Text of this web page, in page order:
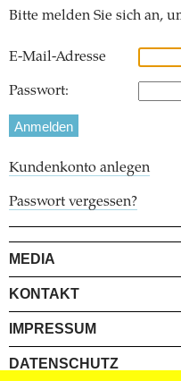
Bitte melden Sie sich an,
E-Mail-Adresse
Passwort:
Kundenkonto anlegen
Passwort vergessen?
MEDIA
KONTAKT
IMPRESSUM
DATENSCHUTZ